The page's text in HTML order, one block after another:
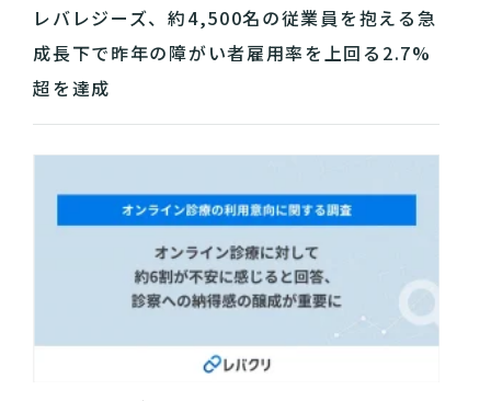
レバレジーズ、約4,500名の従業員を抱える急
成長下で昨年の障がい者雇用率を上回る2.7%
超を達成